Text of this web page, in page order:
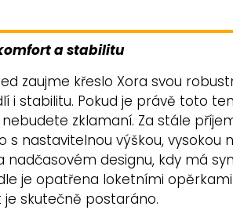
a stabilitu
zaujme křeslo Xora svou
i stabilitu. Pokud je právě toto
zklamaní. Za stále
s nastavitelnou výškou, vysokou
nadčasovém designu, kdy má
je opatřena loketními
skutečně postaráno.